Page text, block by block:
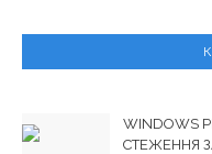
WINDOWS
СТЕЖЕННЯ